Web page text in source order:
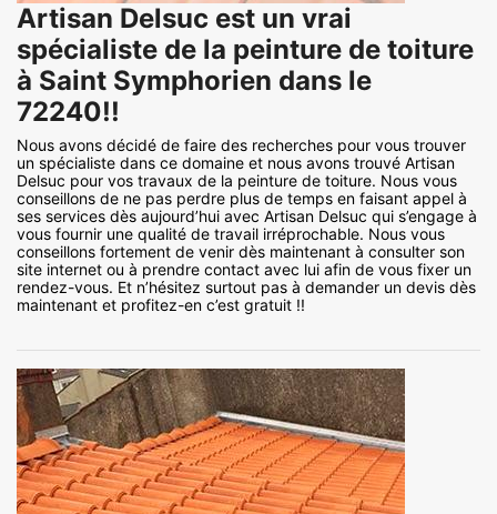
Artisan Delsuc est un vrai
spécialiste de la peinture de toiture
à Saint Symphorien dans le
72240!!
Nous avons décidé de faire des recherches pour vous trouver
un spécialiste dans ce domaine et nous avons trouvé Artisan
Delsuc pour vos travaux de la peinture de toiture. Nous vous
conseillons de ne pas perdre plus de temps en faisant appel à
ses services dès aujourd’hui avec Artisan Delsuc qui s’engage à
vous fournir une qualité de travail irréprochable. Nous vous
conseillons fortement de venir dès maintenant à consulter son
site internet ou à prendre contact avec lui afin de vous fixer un
rendez-vous. Et n’hésitez surtout pas à demander un devis dès
maintenant et profitez-en c’est gratuit !!